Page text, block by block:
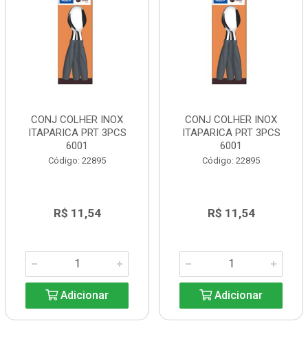
CONJ COLHER INOX
ITAPARICA PRT 3PCS
6001
Código: 22895
R$ 11,54
Adicionar
CONJ COLHER INOX
ITAPARICA PRT 3PCS
6001
Código: 22895
R$ 11,54
Adicionar